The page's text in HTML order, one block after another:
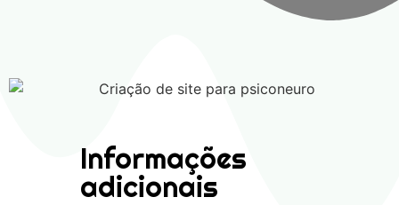
Informações
adicionais